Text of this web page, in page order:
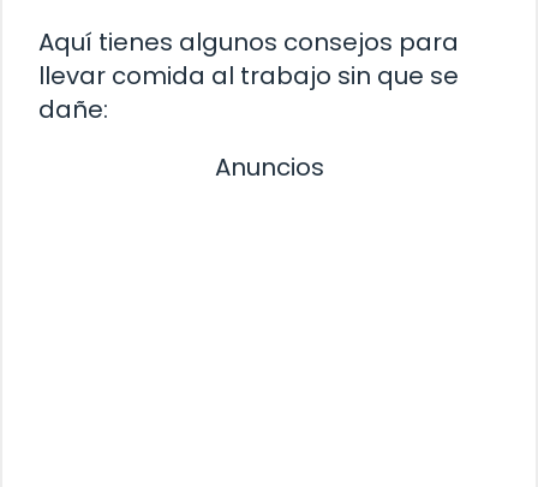
Aquí tienes algunos consejos para
llevar comida al trabajo sin que se
dañe:
Anuncios